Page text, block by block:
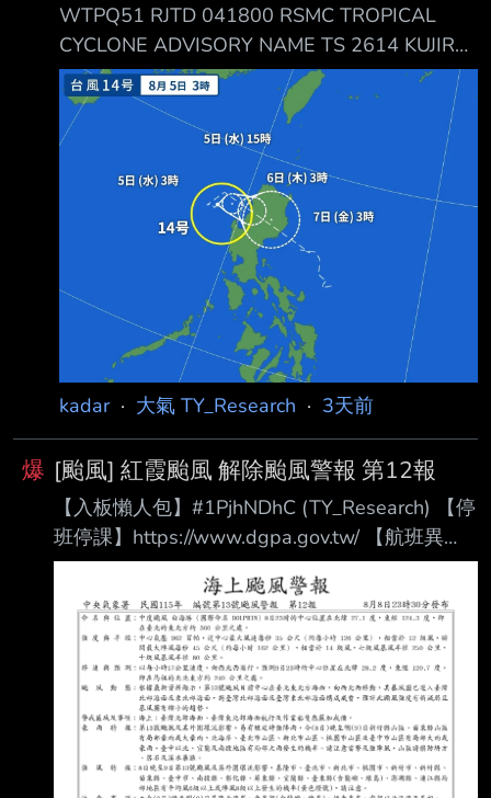
WTPQ51 RJTD 041800 RSMC TROPICAL
CYCLONE ADVISORY NAME TS 2614 KUJIRA
(2614) UPGRADED FROM TD ANALYSIS
PSTN 041800UTC 16.8N 118.7E FAIR MOVE
ALMOST STATIONARY PRES 998HPA MXWD
035KT GUST 050KT 30KT 120NM
SOUTHEAST 60NM NORTHWEST
https://i.imgur.com/cx2aIj
kadar· 大氣 TY_Research · 3天前
爆 [颱風] 紅霞颱風 解除颱風警報 第12報
【入板懶人包】#1PjhNDhC (TY_Research) 【停
班停課】https://www.dgpa.gov.tw/ 【航班異
動】松 山：https://reurl.cc/32W29
桃 園：https://reurl.cc/aWg3l
清泉崗：https://reurl.cc/9Kq2O
小 港：https://reurl.cc/lx2mQ
【追蹤班機】https://reurl.cc/m3R5Y1 【未來天
氣】請移駕telnet://ptt2.cc的weath